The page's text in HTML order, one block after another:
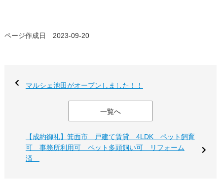
ページ作成日 2023-09-20
マルシェ池田がオープンしました！！
一覧へ
【成約御礼】箕面市 戸建て賃貸 4LDK ペット飼育
可 事務所利用可 ペット多頭飼い可 リフォーム
済